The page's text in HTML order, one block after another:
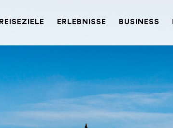
REISEZIELE ERLEBNISSE BUSINESS